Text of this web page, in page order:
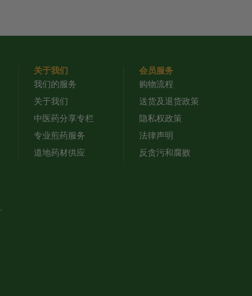
关于我们
我们的服务
关于我们
中医药分享专栏
专业煎药服务
道地药材供应
会员服务
购物流程
送货及退货政策
隐私权政策
法律声明
反贪污和腐败